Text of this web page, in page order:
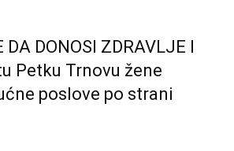
DONOSI ZDRAVLJE I
Petku Trnovu žene
poslove po strani